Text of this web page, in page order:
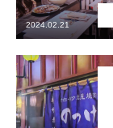
2024.02.21